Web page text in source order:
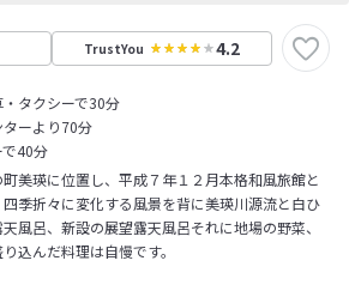
TrustYou 4.2
タクシーで30分
ーより70分
40分
美瑛に位置し、平成７年１２月本格和風旅館と
季折々に変化する風景を背に美瑛川源流と白ひ
風呂、新設の展望露天風呂それに地場の野菜、
込んだ料理は自慢です。